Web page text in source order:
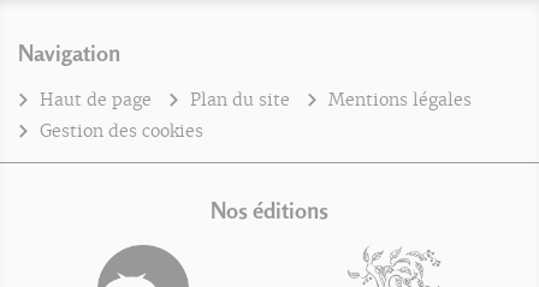
Navigation
Haut de page Plan du site
Mentions légales
Gestion des cookies
Nos éditions